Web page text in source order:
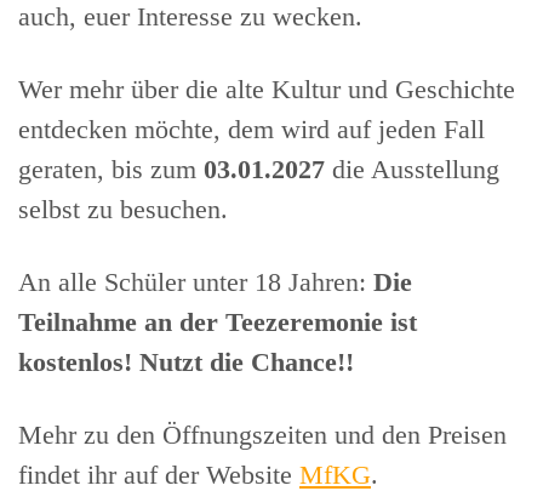
auch, euer Interesse zu wecken.
Wer mehr über die alte Kultur und Geschichte
entdecken möchte, dem wird auf jeden Fall
geraten, bis zum 03.01.2027 die Ausstellung
selbst zu besuchen.
An alle Schüler unter 18 Jahren: Die
Teilnahme an der Teezeremonie ist
kostenlos! Nutzt die Chance!!
Mehr zu den Öffnungszeiten und den Preisen
findet ihr auf der Website MfKG.